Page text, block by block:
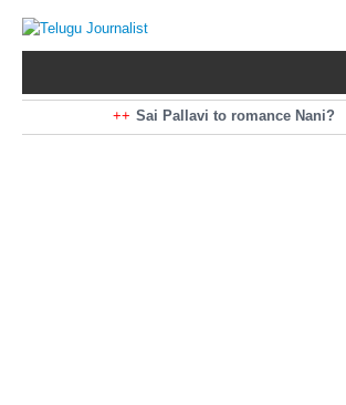
Sai Pallavi to romance Nani?
Kiara Advani to romance